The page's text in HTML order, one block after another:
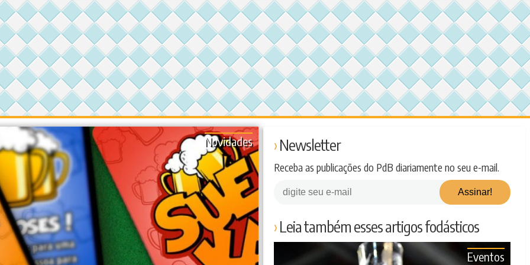
Novidades Newsletter
Receba as publicações do PdB diariamente no seu e-mail.
Leia também esses artigos fodásticos
Eventos